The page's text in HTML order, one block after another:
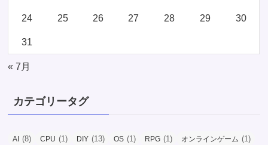
24 25 26 27 28 29 30
31
« 7月
カテゴリータグ
AI (8) CPU (1) DIY (13) OS (1) RPG (1) オンラインゲーム (1)